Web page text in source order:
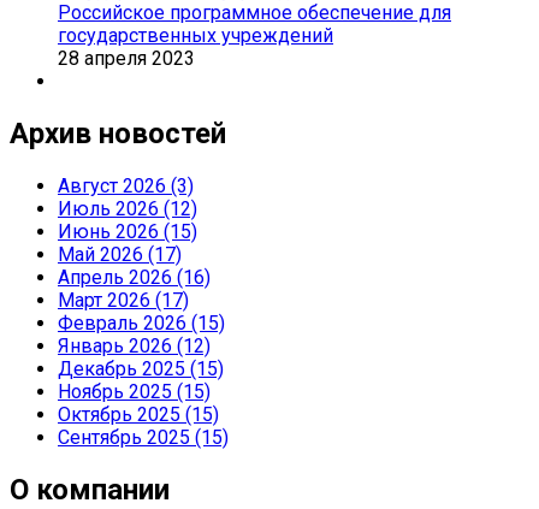
Российское программное обеспечение для
государственных учреждений
28 апреля 2023
Архив новостей
Август 2026 (3)
Июль 2026 (12)
Июнь 2026 (15)
Май 2026 (17)
Апрель 2026 (16)
Март 2026 (17)
Февраль 2026 (15)
Январь 2026 (12)
Декабрь 2025 (15)
Ноябрь 2025 (15)
Октябрь 2025 (15)
Сентябрь 2025 (15)
О компании